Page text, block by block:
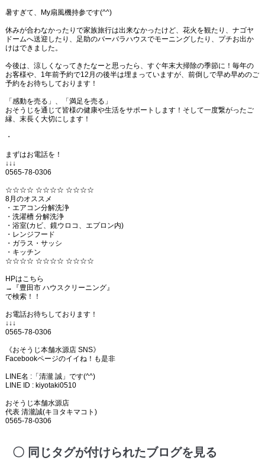
暑すぎて、My扇風機持参です(^^)
休みが合わなかったりで家族旅行は出来なかったけど、花火を観たり、ナゴヤ
ドームへ送迎したり、足助のバーバラハウスでモーニングしたり、プチお出か
けはできました。
今後は、涼しくなってきたなーと思ったら、すぐ年末大掃除の季節に！毎年の
お客様や、1年前予約で12月の後半は埋まっていますが、前倒しで早め早めのご
予約をお待ちしております！
「感動を売る」、「満足を売る」
おそうじを通じて皆様の健康や生活をサポートします！そして一度繋がったご
縁、末長く大切にします！
・
まずはお電話を！
↓↓↓
0565-78-0306
☆☆☆☆ ☆☆☆☆ ☆☆☆☆
8月のオススメ
・エアコン分解洗浄
・洗濯槽 分解洗浄
・浴室(カビ、鏡ウロコ、エプロン内)
・レンジフード
・ガラス・サッシ
・キッチン
☆☆☆☆ ☆☆☆☆ ☆☆☆☆
HPはこちら
→『豊田市 ハウスクリーニング』
で検索！！
お電話お待ちしております！
↓↓↓
0565-78-0306
《おそうじ本舗水源店 SNS》
Facebookページのイイね！も是非
LINE名 :「清瀧 誠」です(^^)
LINE ID : kiyotaki0510
おそうじ本舗水源店
代表 清瀧誠(キヨタキマコト)
0565-78-0306
同じタグが付けられたブログを見る